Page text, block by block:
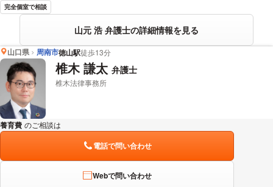
完全個室で相談
山元 浩 弁護士の詳細情報を見る
山口県 周南市徳山駅徒歩13分
椎木 謙太 弁護士
椎木法律事務所
養育費 のご相談は
電話で問い合わせ
Webで問い合わせ